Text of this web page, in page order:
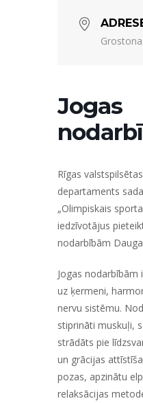
Jogas
Rīgas
departaments
„Olimpiskais
iedzīvotājus
nodarbībām
Jogas nodarbībām
uz ķermeni,
nervu sistēmu.
stiprināti muskuļi,
strādāts pie
un grācijas
pozas, apzinātu
relaksācijas